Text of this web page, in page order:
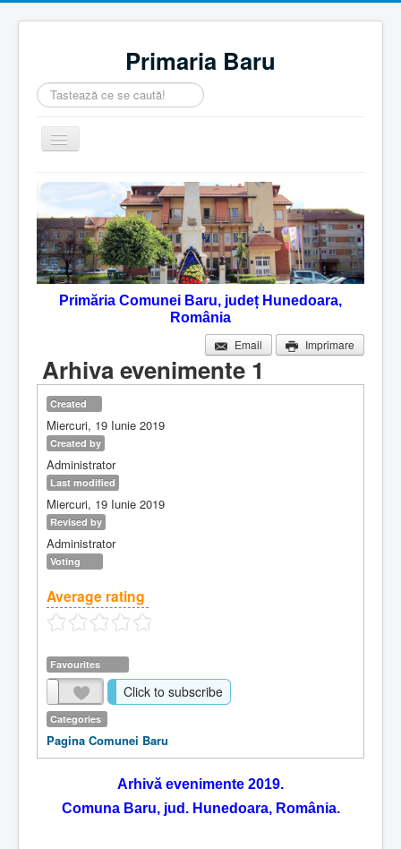
Primaria Baru
Căutare
...
Comută
navigarea
Home
Despre noi
Noutăţi
Contact
Servicii Online
Primăria Comunei Baru, județ Hunedoara,
România
Email
Imprimare
Arhiva evenimente 1
Created
Miercuri, 19 Iunie 2019
Created by
Administrator
Last modified
Miercuri, 19 Iunie 2019
Revised by
Administrator
Voting
Average rating
Favourites
Click to subscribe
Categories
Pagina Comunei Baru
Arhivă evenimente 2019.
Comuna Baru, jud. Hunedoara, România.